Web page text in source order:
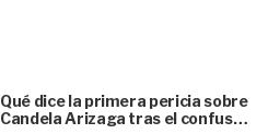
Qué dice la primera pericia sobre
Candela Arizaga tras el confus…